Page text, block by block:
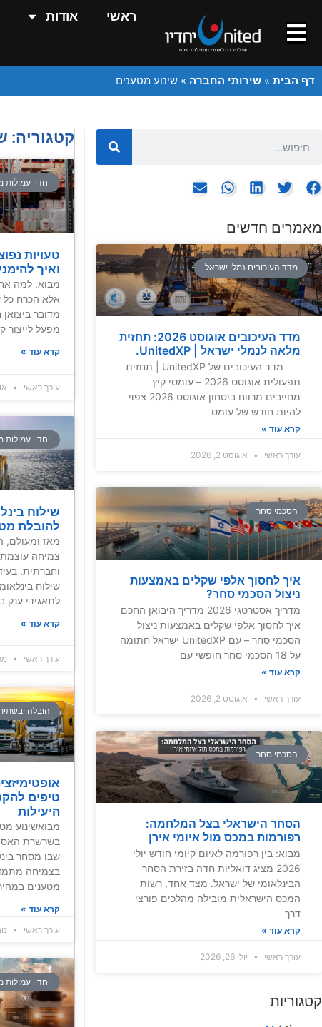
ראשי אודות
דף הבית » שירותי החברה » שינוע מטענים
מאמרים חדשים
מדד העיכובים נמלי ישראל
מדד העיכובים אוגוסט 2026: תחזית
מלאה לנמלי ישראל | UnitedXP.
מדד העיכובים של UnitedXP | תחזית
תפעולית אוגוסט 2026 – עומסי קיץ
מחייבים מרווח ביטחון אוגוסט 2026 צפוי
להיות חודש של עומס
קרא עוד »
עורך ראשי אוגוסט 2, 2026
הסכמי סחר
איך לחסוך אלפי שקלים באמצעות
ניצול הסכמי סחר?
מדריך אסטרטגי 2026 מדריך היבואן החכם
איך לחסוך אלפי שקלים באמצעות ניצול
הסכמי סחר – עם UnitedXP ישראל חתומה
על 18 הסכמי סחר חופשי עם
קרא עוד »
עורך ראשי אוגוסט 2, 2026
הסכמי סחר
הסחר הישראלי בצל המלחמה:
רפורמות במכס מול איומי אירן
מבוא: בין רפורמה לאיום קיומי חודש יולי
2026 מציג דואליות חדה בזירת הסחר
הבינלאומי של ישראל. מצד אחד, רשות
המכס הישראלית מובילה מהלכים פורצי
דרך
קרא עוד »
עורך ראשי יולי 26, 2026
קטגוריות
קטגוריה:
יחדיו עמילות
טעויות
ואיך
מבוא: למה
אלא הכרח כל
מדובר ביצואן
מפעל לייצור
קרא עוד »
עורך ראשי
יחדיו עמילות
שילוח
להובלת
מאז ומעולם,
צמיחה
וחברתית.
לתאגידי ענק
קרא עוד »
עורך ראשי מרץ
הובלה
טיפים
היעילות
מבואשינוע
בשרשרת
שבו מסחר
בצמיחה
מטענים
קרא עוד »
עורך ראשי
יחדיו עמילות